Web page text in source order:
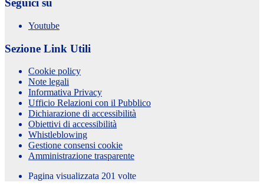
Seguici su
Youtube
Sezione Link Utili
Cookie policy
Note legali
Informativa Privacy
Ufficio Relazioni con il Pubblico
Dichiarazione di accessibilità
Obiettivi di accessibilità
Whistleblowing
Gestione consensi cookie
Amministrazione trasparente
Pagina visualizzata 201 volte